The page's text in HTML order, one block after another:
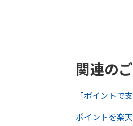
関連の
「ポイントで
ポイントを楽